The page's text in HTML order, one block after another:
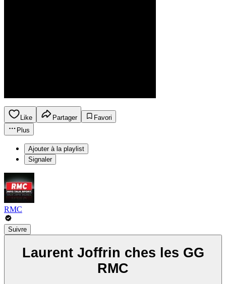
Like Partager
Favori
Plus
Ajouter à la playlist
Signaler
RMC
Suivre
Laurent Joffrin ches les GG
RMC